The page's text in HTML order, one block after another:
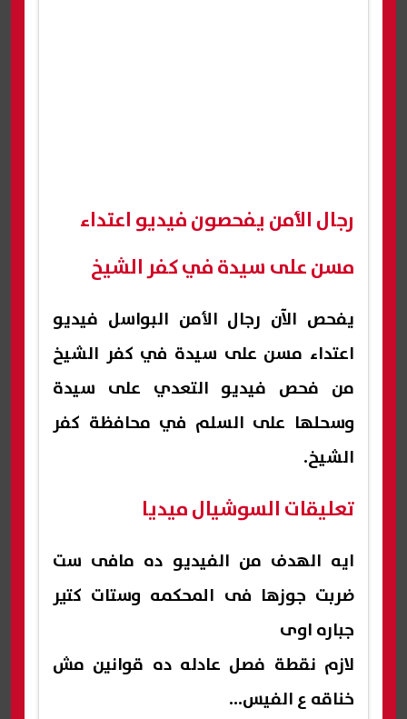
رجال الأمن يفحصون فيديو اعتداء
مسن على سيدة في كفر الشيخ
يفحص الآن رجال الأمن البواسل فيديو
اعتداء مسن على سيدة في كفر الشيخ
من فحص فيديو التعدي على سيدة
وسحلها على السلم في محافظة كفر
الشيخ.
تعليقات السوشيال ميديا
ايه الهدف من الفيديو ده مافى ست
ضربت جوزها فى المحكمه وستات كتير
جباره اوى
لازم نقطة فصل عادله ده قوانين مش
خناقه ع الفيس...